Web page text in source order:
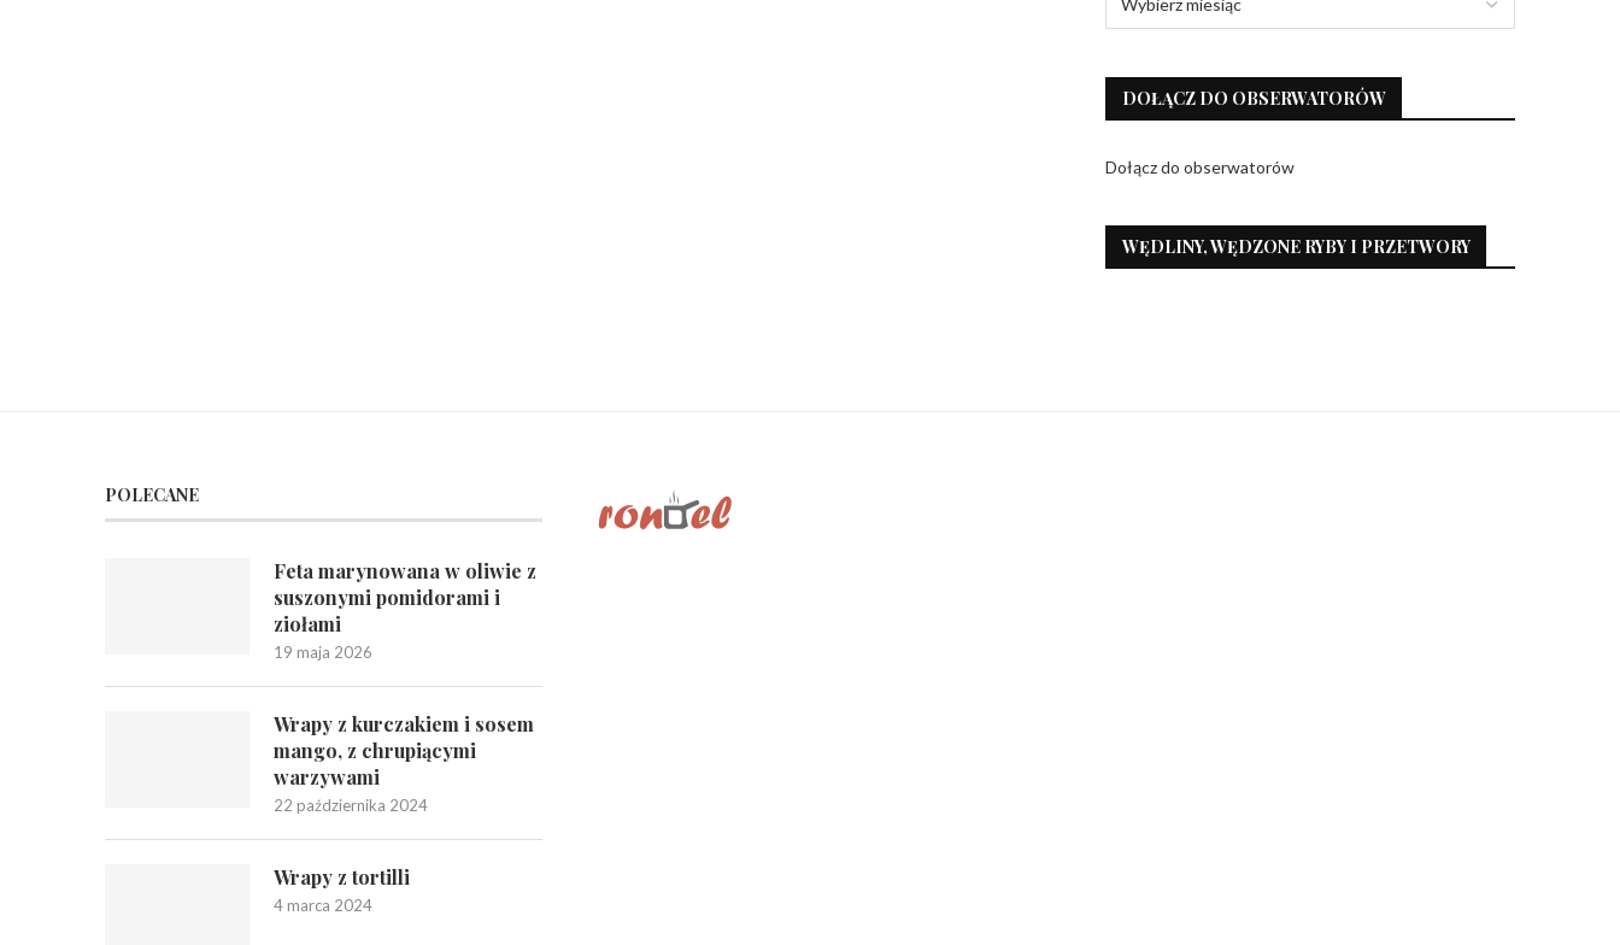
DOŁĄCZ DO OBSERWATORÓW
Dołącz do obserwatorów
WĘDLINY, WĘDZONE RYBY I PRZETWORY
POLECANE
Feta marynowana w oliwie z
suszonymi pomidorami i
ziołami
19 maja 2026
Wrapy z kurczakiem i sosem
mango, z chrupiącymi
warzywami
22 października 2024
Wrapy z tortilli
4 marca 2024